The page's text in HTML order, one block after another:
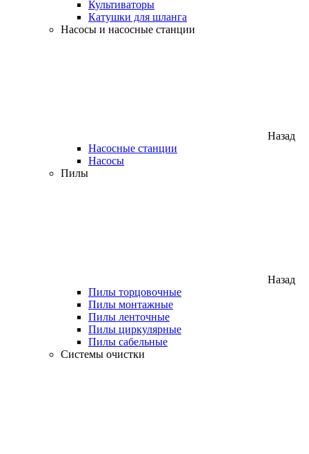
Культиваторы
Катушки для шланга
Насосы и насосные станции
Назад
Насосные станции
Насосы
Пилы
Назад
Пилы торцовочные
Пилы монтажные
Пилы ленточные
Пилы циркулярные
Пилы сабельные
Системы очистки